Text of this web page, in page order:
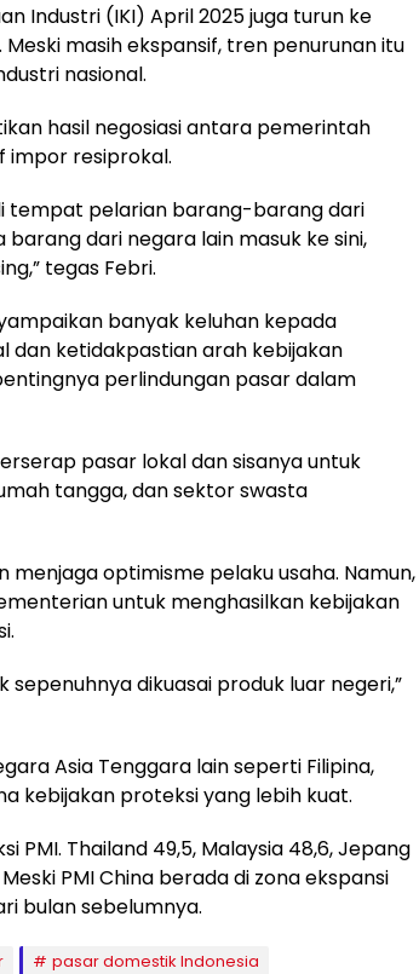
Industri (IKI) April 2025 juga turun ke
Meski masih ekspansif, tren penurunan itu
nasional.
hasil negosiasi antara pemerintah
impor resiprokal.
tempat pelarian barang-barang dari
dari negara lain masuk ke sini,
tegas Febri.
banyak keluhan kepada
dan ketidakpastian arah kebijakan
perlindungan pasar dalam
pasar lokal dan sisanya untuk
tangga, dan sektor swasta
optimisme pelaku usaha. Namun,
untuk menghasilkan kebijakan
dikuasai produk luar negeri,”
Asia Tenggara lain seperti Filipina,
kebijakan proteksi yang lebih kuat.
PMI. Thailand 49,5, Malaysia 48,6, Jepang
PMI China berada di zona ekspansi
bulan sebelumnya.
pasar domestik Indonesia